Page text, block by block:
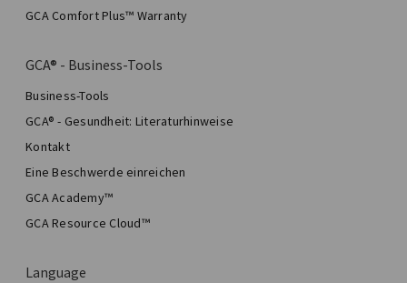
GCA Comfort Plus™ Warranty
GCA® - Business-Tools
Business-Tools
GCA® - Gesundheit: Literaturhinweise
Kontakt
Eine Beschwerde einreichen
GCA Academy™
GCA Resource Cloud™
Language